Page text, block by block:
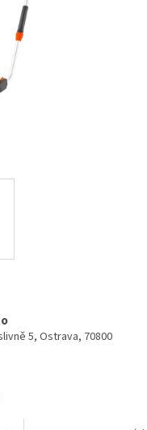
5, Ostrava, 70800